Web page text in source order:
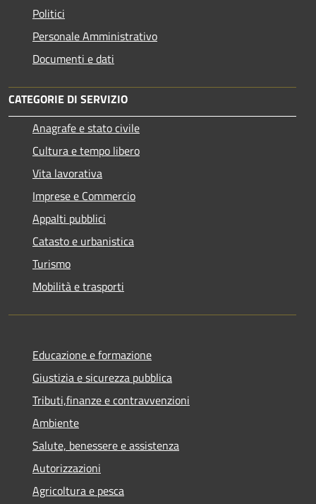
Politici
Personale Amministrativo
Documenti e dati
CATEGORIE DI SERVIZIO
Anagrafe e stato civile
Cultura e tempo libero
Vita lavorativa
Imprese e Commercio
Appalti pubblici
Catasto e urbanistica
Turismo
Mobilità e trasporti
Educazione e formazione
Giustizia e sicurezza pubblica
Tributi,finanze e contravvenzioni
Ambiente
Salute, benessere e assistenza
Autorizzazioni
Agricoltura e pesca